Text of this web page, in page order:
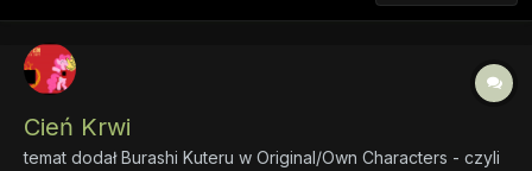
Cień Krwi
temat dodałBurashi Kuteru w Original/Own Characters - czyli